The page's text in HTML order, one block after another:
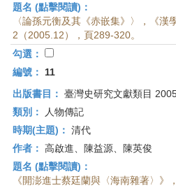
題名 (點擊閱讀)：
〈論孫元衡及其《赤嵌集》〉，《漢
2（2005.12），頁289-320。
勾選：
編號：
11
出版書目： 臺灣史研究文獻類目
類別：
人物傳記
時期(主題)： 清代
作者： 高啟進、陳益源、陳英俊
題名 (點擊閱讀)：
《開澎進士蔡廷蘭與〈海南雜著〉》